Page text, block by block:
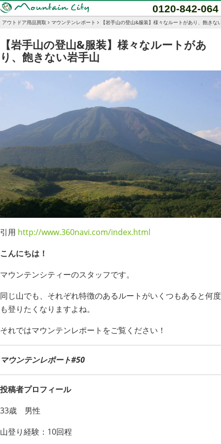
0120-842-064
アウトドア用品買取 マウンテンレポート 【岩手山の登山&服装】様々なルートがあり、飽きな
【岩手山の登山&服装】様々なルートがあ
り、飽きない岩手山
引用 http://www.360navi.com/index.html
こんにちは！
マウンテンシティーのスタッフです。
同じ山でも、それぞれ特徴のあるルートがいくつもあると何度
も登りたくなりますよね。
それではマウンテンレポートをご覧ください！
マウンテンレポート#50
投稿者プロフィール
33歳 男性
山登り経験：10回程